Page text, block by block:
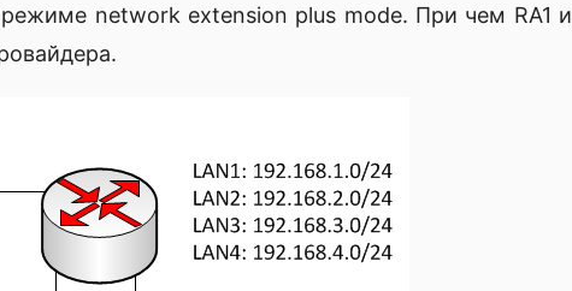
network extension plus mode. При чем RA1 и